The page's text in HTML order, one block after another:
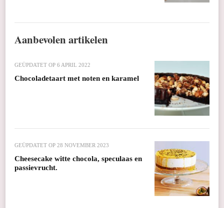
Aanbevolen artikelen
GEÜPDATET OP 6 APRIL 2022
Chocoladetaart met noten en karamel
GEÜPDATET OP 28 NOVEMBER 2023
Cheesecake witte chocola, speculaas en
passievrucht.